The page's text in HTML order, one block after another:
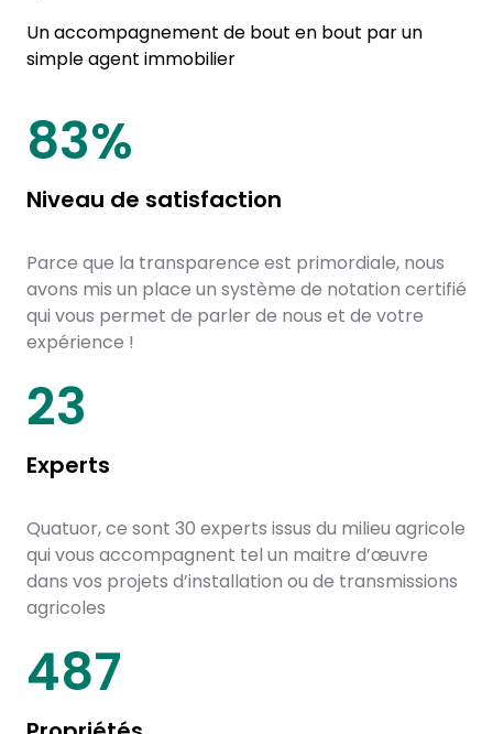
Un accompagnement de bout en bout par un
simple agent immobilier
87%
Niveau de satisfaction
Parce que la transparence est primordiale, nous
avons mis un place un système de notation certifié
qui vous permet de parler de nous et de votre
expérience !
30
Experts
Quatuor, ce sont 30 experts issus du milieu agricole
qui vous accompagnent tel un maitre d’œuvre
dans vos projets d’installation ou de transmissions
agricoles
650